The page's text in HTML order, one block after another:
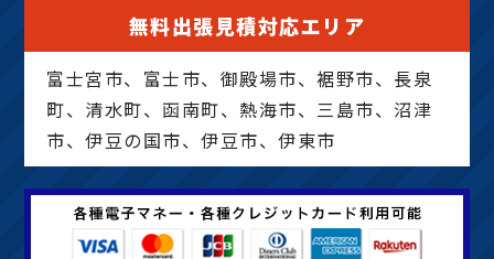
無料出張見積対応エリア
富士宮市、富士市、御殿場市、裾野市、長泉
町、清水町、函南町、熱海市、三島市、沼津
市、伊豆の国市、伊豆市、伊東市